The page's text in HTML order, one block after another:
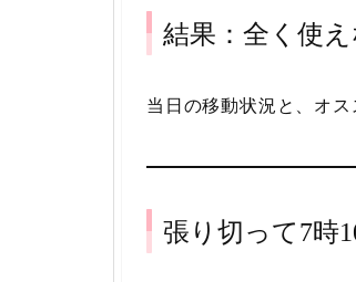
結果：全く使
当日の移動状況と、オ
張り切って7時